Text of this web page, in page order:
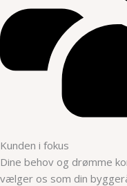
Kunden i fokus
Dine behov og drømme
vælger os som din